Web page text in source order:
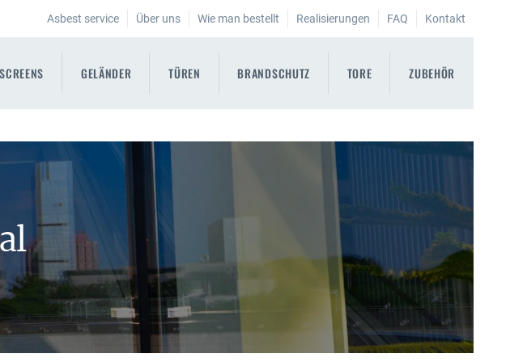
Asbest service Über uns Wie man bestellt Realisierungen FAQ Kontakt
GELÄNDER TÜREN BRANDSCHUTZ TORE ZUBEHÖR